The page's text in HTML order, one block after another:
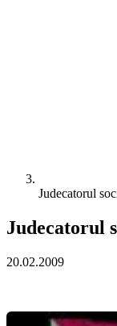
Judecatorul
Judecatorul
20.02.2009